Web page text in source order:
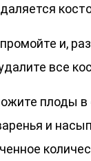
и,
все
плоды в
и